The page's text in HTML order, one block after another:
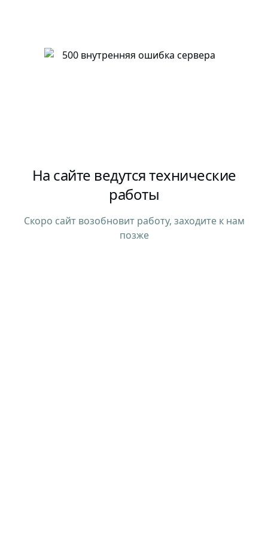
На сайте ведутся технические
работы
Скоро сайт возобновит работу, заходите к нам
позже